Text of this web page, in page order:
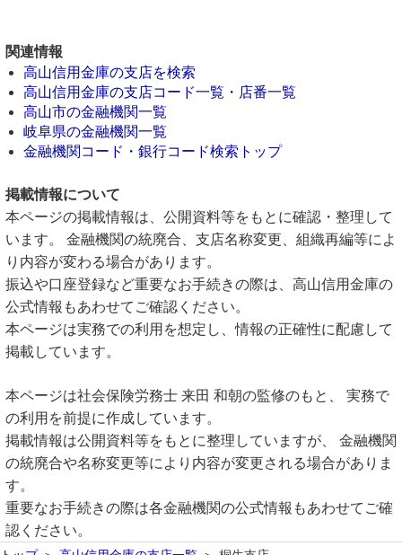
関連情報
高山信用金庫の支店を検索
高山信用金庫の支店コード一覧・店番一覧
高山市の金融機関一覧
岐阜県の金融機関一覧
金融機関コード・銀行コード検索トップ
掲載情報について
本ページの掲載情報は、公開資料等をもとに確認・整理して
います。 金融機関の統廃合、支店名称変更、組織再編等によ
り内容が変わる場合があります。
振込や口座登録など重要なお手続きの際は、高山信用金庫の
公式情報もあわせてご確認ください。
本ページは実務での利用を想定し、情報の正確性に配慮して
掲載しています。
本ページは社会保険労務士 来田 和朝の監修のもと、 実務で
の利用を前提に作成しています。
掲載情報は公開資料等をもとに整理していますが、 金融機関
の統廃合や名称変更等により内容が変更される場合がありま
す。
重要なお手続きの際は各金融機関の公式情報もあわせてご確
認ください。